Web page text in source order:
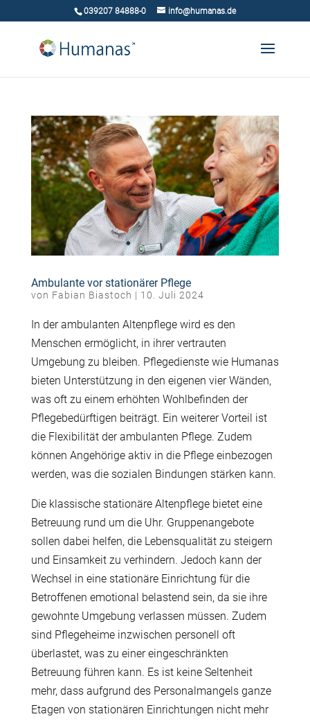
039207 84888-0 info@humanas.de
Ambulante vor stationärer Pflege
von Fabian Biastoch | 10. Juli 2024
In der ambulanten Altenpflege wird es den
Menschen ermöglicht, in ihrer vertrauten
Umgebung zu bleiben. Pflegedienste wie Humanas
bieten Unterstützung in den eigenen vier Wänden,
was oft zu einem erhöhten Wohlbefinden der
Pflegebedürftigen beiträgt. Ein weiterer Vorteil ist
die Flexibilität der ambulanten Pflege. Zudem
können Angehörige aktiv in die Pflege einbezogen
werden, was die sozialen Bindungen stärken kann.
Die klassische stationäre Altenpflege bietet eine
Betreuung rund um die Uhr. Gruppenangebote
sollen dabei helfen, die Lebensqualität zu steigern
und Einsamkeit zu verhindern. Jedoch kann der
Wechsel in eine stationäre Einrichtung für die
Betroffenen emotional belastend sein, da sie ihre
gewohnte Umgebung verlassen müssen. Zudem
sind Pflegeheime inzwischen personell oft
überlastet, was zu einer eingeschränkten
Betreuung führen kann. Es ist keine Seltenheit
mehr, dass aufgrund des Personalmangels ganze
Etagen von stationären Einrichtungen nicht mehr